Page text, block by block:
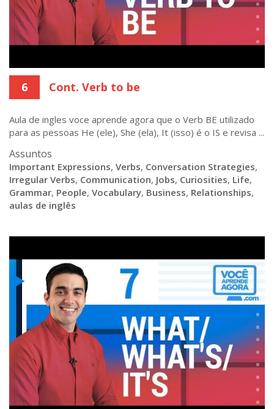
6 Cont. Verb to be
Aula de ingles voce aprende agora que o Verb BE utilizado
para as pessoas He (ele), She (ela), It (isso) é o IS e revisa ...
Assuntos
Important Expressions, Verbs, Conversation Strategies,
Irregular Verbs, Communication, Jobs, Curiosities, Life,
Grammar, People, Vocabulary, Business, Relationships,
aulas de inglês